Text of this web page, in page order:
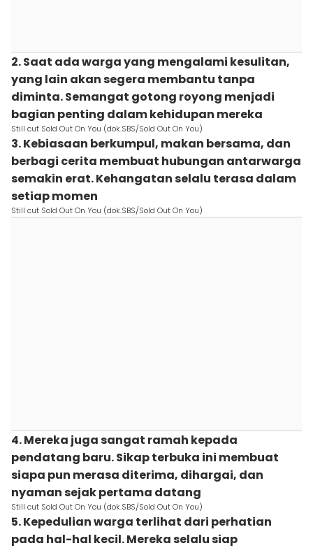
2. Saat ada warga yang mengalami kesulitan,
yang lain akan segera membantu tanpa
diminta. Semangat gotong royong menjadi
bagian penting dalam kehidupan mereka
Still cut Sold Out On You (dok.SBS/Sold Out On You)
3. Kebiasaan berkumpul, makan bersama, dan
berbagi cerita membuat hubungan antarwarga
semakin erat. Kehangatan selalu terasa dalam
setiap momen
Still cut Sold Out On You (dok.SBS/Sold Out On You)
4. Mereka juga sangat ramah kepada
pendatang baru. Sikap terbuka ini membuat
siapa pun merasa diterima, dihargai, dan
nyaman sejak pertama datang
Still cut Sold Out On You (dok.SBS/Sold Out On You)
5. Kepedulian warga terlihat dari perhatian
pada hal-hal kecil. Mereka selalu siap